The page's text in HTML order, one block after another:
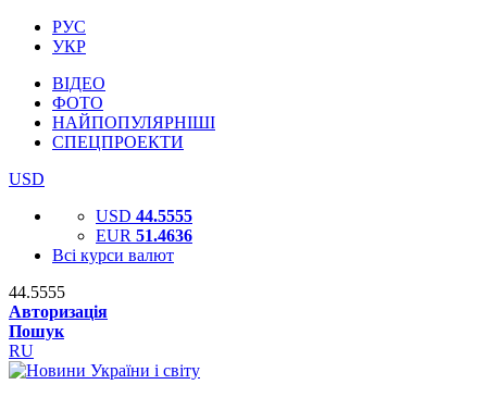
РУС
УКР
ВІДЕО
ФОТО
НАЙПОПУЛЯРНІШІ
СПЕЦПРОЕКТИ
USD
USD 44.5555
EUR 51.4636
Всі курси валют
44.5555
Авторизація
Пошук
RU